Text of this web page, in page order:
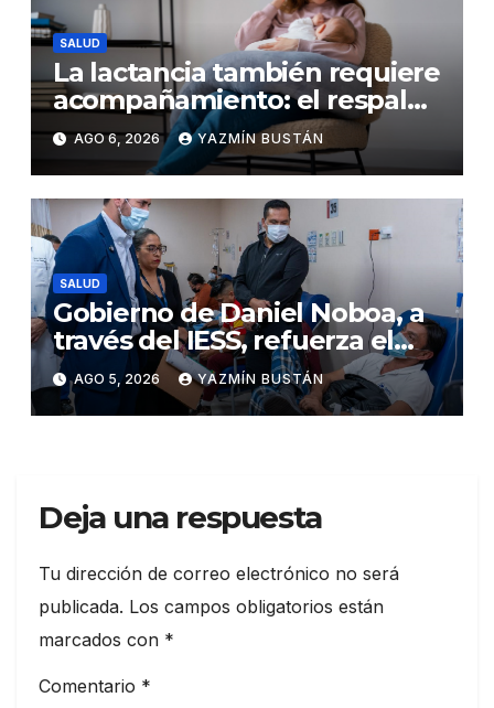
SALUD
La lactancia también requiere
acompañamiento: el respaldo
que necesitan la madre y el
bebé
AGO 6, 2026 YAZMÍN BUSTÁN
SALUD
Gobierno de Daniel Noboa, a
través del IESS, refuerza el
abastecimiento de insulina
en 86 establecimientos de
salud
AGO 5, 2026 YAZMÍN BUSTÁN
Deja una respuesta
Tu dirección de correo electrónico no será
publicada. Los campos obligatorios están
marcados con *
Comentario *